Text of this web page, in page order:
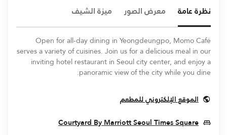
نظرة عامة معرض الصور ميزة الشيف
Open for all-day dining in Yeongdeungpo, Momo Café
serves a variety of cuisines. Join us for a delicious meal in our
inviting hotel restaurant in Seoul city center, and enjoy a
panoramic view of the city while you dine.
الموقع الإلكتروني للمطعمOpens In New Window
Courtyard By Marriott Seoul Times Square
New Window